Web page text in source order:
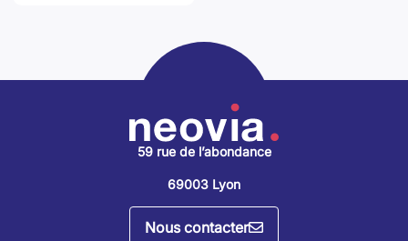
59 rue de l’abondance
69003 Lyon
Nous contacter